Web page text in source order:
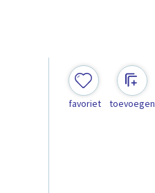
favoriet toevoegen